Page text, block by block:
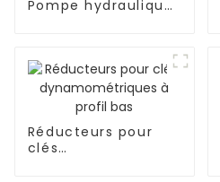
Pompe hydraulique
Réducteurs pour
clés